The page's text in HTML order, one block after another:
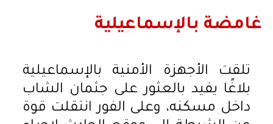
غامضة بالإسماعيلية
تلقت الأجهزة الأمنية بالإسماعيلية
بلاغًا يفيد بالعثور على جثمان الشاب
داخل مسكنه، وعلى الفور انتقلت قوة